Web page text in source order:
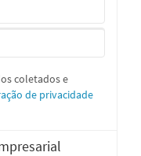
de privacidade